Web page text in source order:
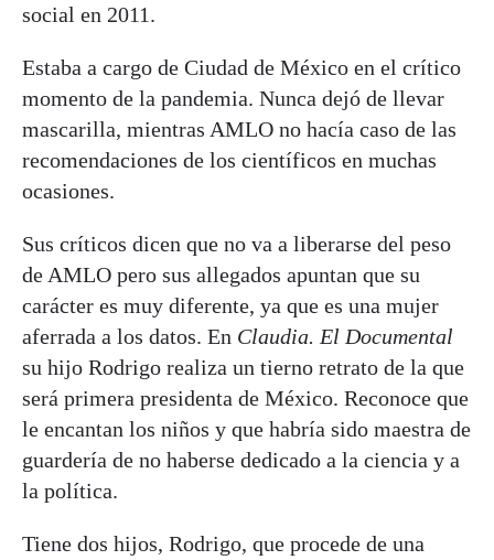
social en 2011.
Estaba a cargo de Ciudad de México en el crítico
momento de la pandemia. Nunca dejó de llevar
mascarilla, mientras AMLO no hacía caso de las
recomendaciones de los científicos en muchas
ocasiones.
Sus críticos dicen que no va a liberarse del peso
de AMLO pero sus allegados apuntan que su
carácter es muy diferente, ya que es una mujer
aferrada a los datos. En Claudia. El Documental
su hijo Rodrigo realiza un tierno retrato de la que
será primera presidenta de México. Reconoce que
le encantan los niños y que habría sido maestra de
guardería de no haberse dedicado a la ciencia y a
la política.
Tiene dos hijos, Rodrigo, que procede de una